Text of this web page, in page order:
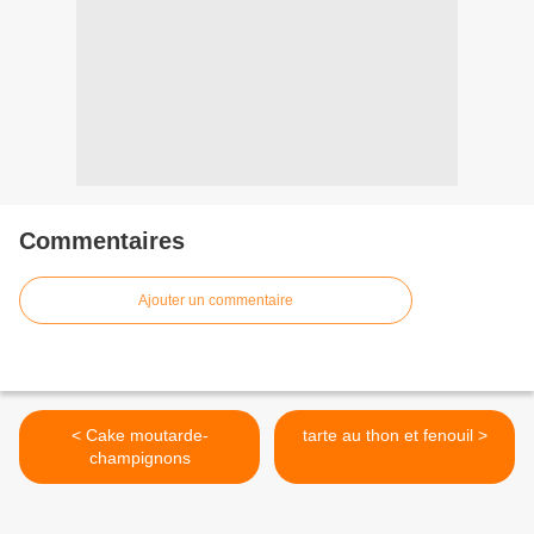
Commentaires
Ajouter un commentaire
< Cake moutarde-
champignons
tarte au thon et fenouil >